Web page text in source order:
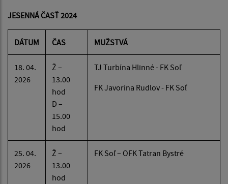
JESENNÁ ČASŤ 2024
DÁTUM ČAS MUŽSTVÁ
18. 04.
2026
Ž –
13.00
hod
D –
15.00
hod
TJ Turbína Hlinné - FK Soľ
FK Javorina Rudlov - FK Soľ
25. 04.
2026
Ž –
13.00
hod
FK Soľ – OFK Tatran Bystré